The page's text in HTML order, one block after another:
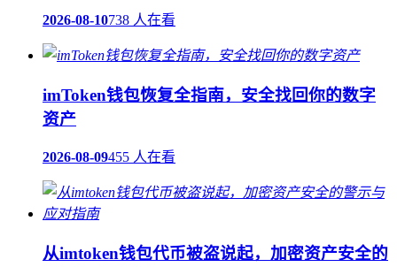
2026-08-10738 人在看
imToken钱包恢复全指南，安全找回你的数字
资产
2026-08-09455 人在看
从imtoken钱包代币被盗说起，加密资产安全的